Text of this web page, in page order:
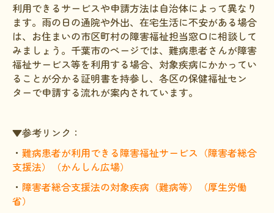
利用できるサービスや申請方法は自治体によって異なり
ます。雨の日の通院や外出、在宅生活に不安がある場合
は、お住まいの市区町村の障害福祉担当窓口に相談して
みましょう。千葉市のページでは、難病患者さんが障害
福祉サービス等を利用する場合、対象疾病にかかってい
ることが分かる証明書を持参し、各区の保健福祉セン
ターで申請する流れが案内されています。
▼参考リンク：
・ 難病患者が利用できる障害福祉サービス（障害者総合
支援法）（かんしん広場）
・ 障害者総合支援法の対象疾病（難病等）（厚生労働
省）